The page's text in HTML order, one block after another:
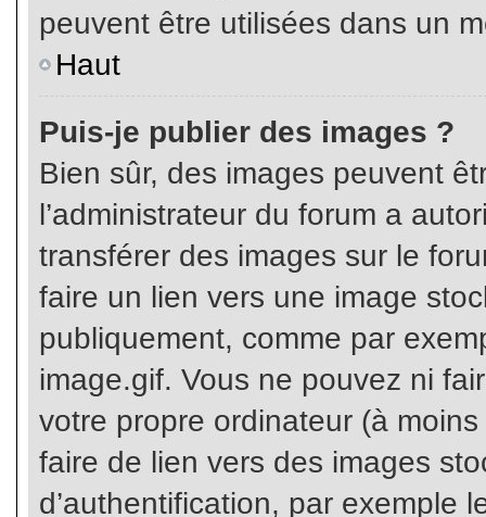
peuvent être utilisées dans un
Haut
Puis-je publier des images ?
Bien sûr, des images peuvent
l’administrateur du forum a
transférer des images sur le
faire un lien vers une image
publiquement, comme par
image.gif. Vous ne pouvez ni
votre propre ordinateur (à
faire de lien vers des images
d’authentification, par exemple